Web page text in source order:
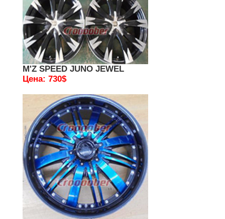
M'Z SPEED JUNO JEWEL
Цена: 730$